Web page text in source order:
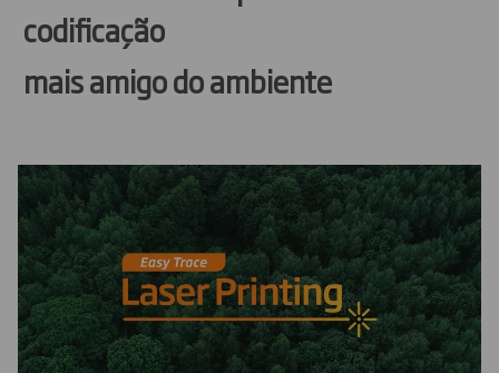
codificação
mais amigo do ambiente